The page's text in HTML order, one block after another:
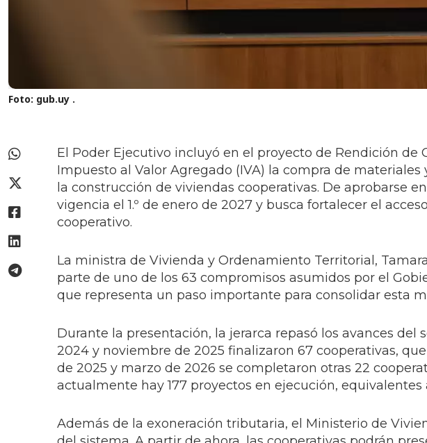
Foto: gub.uy .
El Poder Ejecutivo incluyó en el proyecto de Rendición de
Impuesto al Valor Agregado (IVA) la compra de
la construcción de viviendas cooperativas. De aprobarse
vigencia el 1.º de enero de 2027 y busca fortalecer el
cooperativo.
La ministra de Vivienda y Ordenamiento Territorial,
parte de uno de los 63 compromisos asumidos por el
que representa un paso importante para consolidar esta
Durante la presentación, la jerarca repasó los avances
2024 y noviembre de 2025 finalizaron 67 cooperativas,
de 2025 y marzo de 2026 se completaron otras 22
actualmente hay 177 proyectos en ejecución, equivalentes
Además de la exoneración tributaria, el Ministerio de